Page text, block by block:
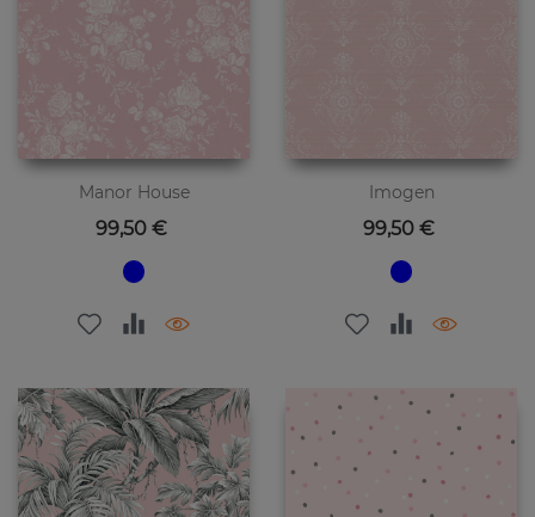
Manor House
Preis
99,50 €
Imogen
Preis
99,50 €